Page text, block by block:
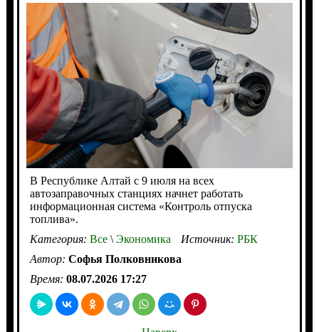
В Республике Алтай с 9 июля на всех
автозаправочных станциях начнет работать
информационная система «Контроль отпуска
топлива».
Категория: Все\Экономика Источник: РБК
Автор: Софья Полковникова
Время: 08.07.2026 17:27